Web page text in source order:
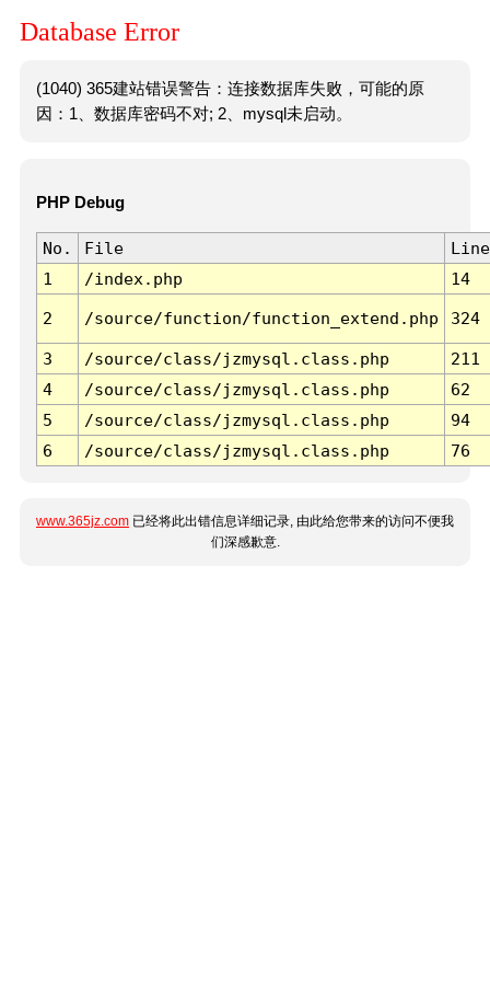
Database Error
(1040) 365建站错误警告：连接数据库失败，可能的原
因：1、数据库密码不对; 2、mysql未启动。
PHP Debug
No. File
Line
1
/index.php 14
2 /source/function/function_extend.php 324
3 /source/class/jzmysql.class.php
211
4
/source/class/jzmysql.class.php
62
5
/source/class/jzmysql.class.php
94
6
/source/class/jzmysql.class.php 76
www.365jz.com 已经将此出错信息详细记录, 由此给您带来的访问不便我
们深感歉意.